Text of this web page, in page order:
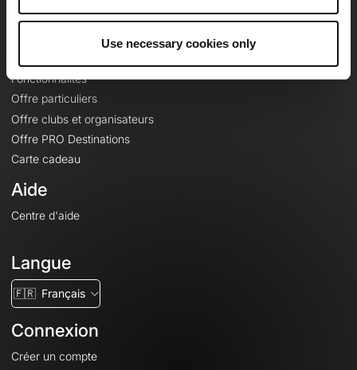
Use necessary cookies only
Fonctionnalités
Offre particuliers
Offre clubs et organisateurs
Offre PRO Destinations
Carte cadeau
Aide
Centre d'aide
Langue
🇫🇷 Français
Connexion
Créer un compte